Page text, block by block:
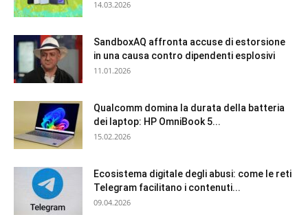
14.03.2026
SandboxAQ affronta accuse di estorsione
in una causa contro dipendenti esplosivi
11.01.2026
Qualcomm domina la durata della batteria
dei laptop: HP OmniBook 5...
15.02.2026
Ecosistema digitale degli abusi: come le reti
Telegram facilitano i contenuti...
09.04.2026